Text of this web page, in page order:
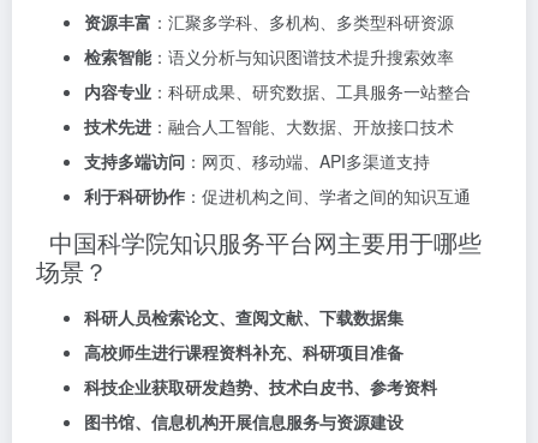
资源丰富 ：汇聚多学科、多机构、多类型科研资源
检索智能：语义分析与知识图谱技术提升搜索效率
内容专业 ：科研成果、研究数据、工具服务一站整合
技术先进 ：融合人工智能、大数据、开放接口技术
支持多端访问 ：网页、移动端、API多渠道支持
利于科研协作 ：促进机构之间、学者之间的知识互通
中国科学院知识服务平台网主要用于哪些
场景？
科研人员检索论文、查阅文献、下载数据集
高校师生进行课程资料补充、科研项目准备
科技企业获取研发趋势、技术白皮书、参考资料
图书馆、信息机构开展信息服务与资源建设